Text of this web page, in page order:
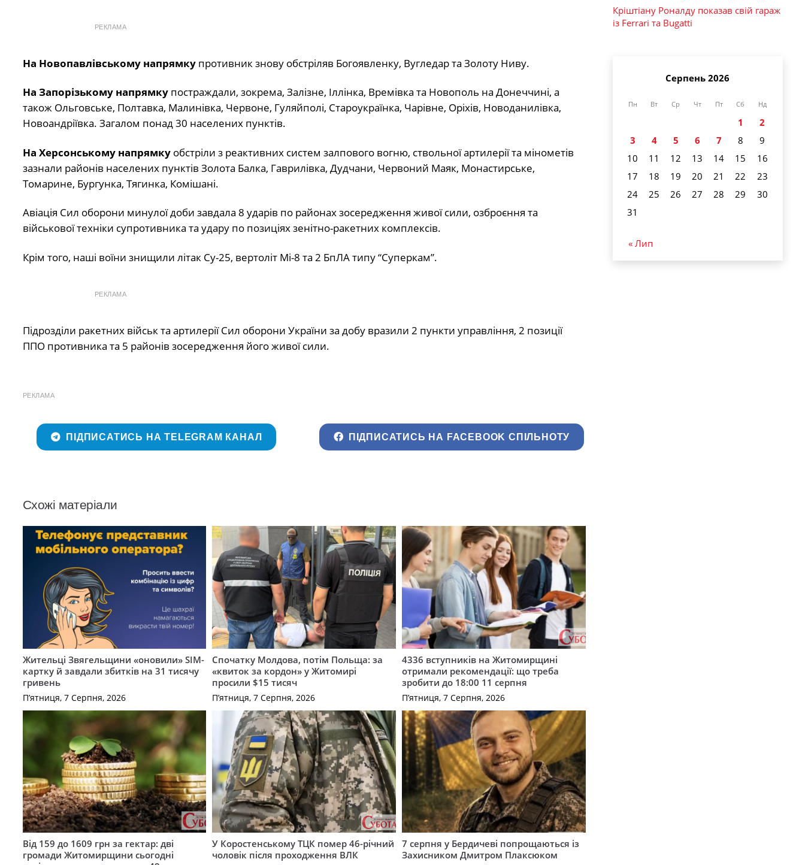
РЕКЛАМА
На Новопавлівському напрямкупротивник знову обстріляв Богоявленку, Вугледар та Золоту Ниву.
На Запорізькому напрямкупостраждали, зокрема, Залізне, Іллінка, Времівка та Новополь на Донеччині, а
також Ольговське, Полтавка, Малинівка, Червоне, Гуляйполі, Староукраїнка, Чарівне, Оріхів, Новоданилівка,
Новоандріївка. Загалом понад 30 населених пунктів.
На Херсонському напрямкуобстріли з реактивних систем залпового вогню, ствольної артилерії та мінометів
зазнали районів населених пунктів Золота Балка, Гаврилівка, Дудчани, Червоний Маяк, Монастирське,
Томарине, Бургунка, Тягинка, Комішані.
Авіація Сил оборони минулої доби завдала 8 ударів по районах зосередження живої сили, озброєння та
військової техніки супротивника та удару по позиціях зенітно-ракетних комплексів.
Крім того, наші воїни знищили літак Су-25, вертоліт Мі-8 та 2 БпЛА типу “Суперкам”.
РЕКЛАМА
Підрозділи ракетних військ та артилерії Сил оборони України за добу вразили 2 пункти управління, 2 позиції
ППО противника та 5 районів зосередження його живої сили.
РЕКЛАМА
ПІДПИСАТИСЬ НА TELEGRAM КАНАЛ ПІДПИСАТИСЬ НА FACEBOOK СПІЛЬНОТУ
Схожі матеріали
Жительці Звягельщини «оновили» SIM-
картку й завдали збитків на 31 тисячу
гривень
П’ятниця, 7 Серпня, 2026
Спочатку Молдова, потім Польща: за
«квиток за кордон» у Житомирі
просили $15 тисяч
П’ятниця, 7 Серпня, 2026
4336 вступників на Житомирщині
отримали рекомендації: що треба
зробити до 18:00 11 серпня
П’ятниця, 7 Серпня, 2026
Від 159 до 1609 грн за гектар: дві
громади Житомирщини сьогодні
У Коростенському ТЦК помер 46-річний
чоловік після проходження ВЛК
7 серпня у Бердичеві попрощаються із
Захисником Дмитром Плаксюком
Кріштіану Роналду показав свій гараж
із Ferrari та Bugatti
Серпень 2026
Пн Вт Ср Чт Пт Сб Нд
1
2
3
4 5 6 7 8
9
10
11 12 13 14 15
16
17
18 19 20 21 22
23
24
25 26 27 28 29
30
31
« Лип